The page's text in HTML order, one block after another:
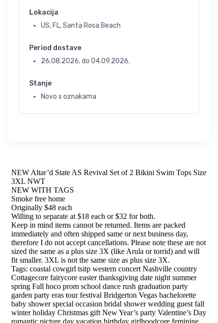
Lokacija
US, FL, Santa Rosa Beach
Period dostave
26.08.2026. do 04.09.2026.
Stanje
Novo s oznakama